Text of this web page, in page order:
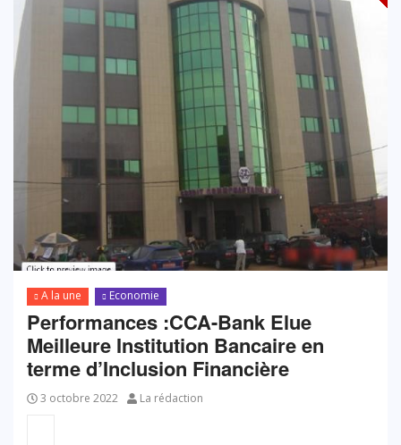
A la une Economie
Performances :CCA-Bank Elue
Meilleure Institution Bancaire en
terme d’Inclusion Financière
3 octobre 2022 La rédaction